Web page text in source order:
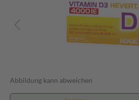
Abbildung kann abweichen